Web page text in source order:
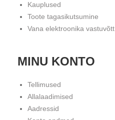
Kauplused
Toote tagasikutsumine
Vana elektroonika vastuvõtt
MINU KONTO
Tellimused
Allalaadimised
Aadressid